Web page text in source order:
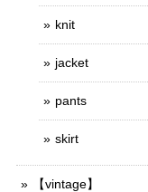
knit
jacket
pants
skirt
【vintage】